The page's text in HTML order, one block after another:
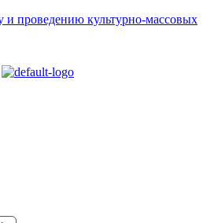
и проведению культурно-массовых